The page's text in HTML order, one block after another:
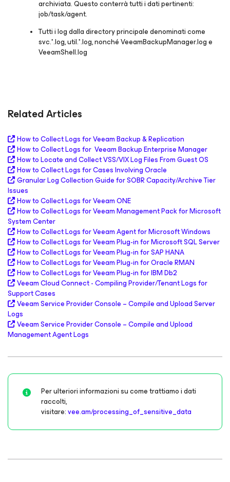
archiviata. Questo conterrà tutti i dati pertinenti:
job/task/agent.
Tutti i log dalla directory principale denominati come
svc.*.log, util.*.log, nonché VeeamBackupManager.log e
VeeamShell.log
Related Articles
How to Collect Logs for Veeam Backup & Replication
How to Collect Logs for Veeam Backup Enterprise Manager
How to Locate and Collect VSS/VIX Log Files From Guest OS
How to Collect Logs for Cases Involving Oracle
Granular Log Collection Guide for SOBR Capacity/Archive Tier
Issues
How to Collect Logs for Veeam ONE
How to Collect Logs for Veeam Management Pack for Microsoft
System Center
How to Collect Logs for Veeam Agent for Microsoft Windows
How to Collect Logs for Veeam Plug-in for Microsoft SQL Server
How to Collect Logs for Veeam Plug-in for SAP HANA
How to Collect Logs for Veeam Plug-in for Oracle RMAN
How to Collect Logs for Veeam Plug-in for IBM Db2
Veeam Cloud Connect - Compiling Provider/Tenant Logs for
Support Cases
Veeam Service Provider Console – Compile and Upload Server
Logs
Veeam Service Provider Console – Compile and Upload
Management Agent Logs
Per ulteriori informazioni su come trattiamo i dati
raccolti,
visitare:vee.am/processing_of_sensitive_data